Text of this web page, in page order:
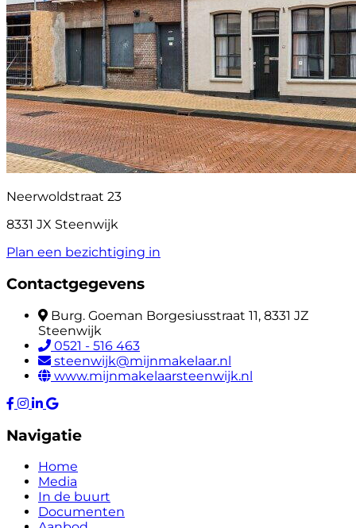
Neerwoldstraat 23
8331 JX Steenwijk
Plan een bezichtiging in
Contactgegevens
Burg. Goeman Borgesiusstraat 11, 8331 JZ
Steenwijk
0521 - 516 463
steenwijk@mijnmakelaar.nl
www.mijnmakelaarsteenwijk.nl
Navigatie
Home
Media
In de buurt
Documenten